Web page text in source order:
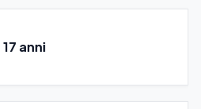
anni